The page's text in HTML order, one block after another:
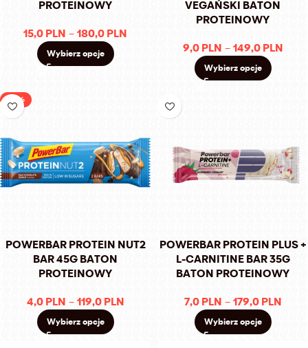
PROTEINOWY
15,0 PLN – 180,0 PLN
Wybierz opcje
VEGAŃSKI BATON
PROTEINOWY
9,0 PLN – 149,0 PLN
Wybierz opcje
-56%
POWERBAR PROTEIN NUT2
BAR 45G BATON
PROTEINOWY
4,0 PLN – 119,0 PLN
Wybierz opcje
POWERBAR PROTEIN PLUS +
L-CARNITINE BAR 35G
BATON PROTEINOWY
7,0 PLN – 179,0 PLN
Wybierz opcje